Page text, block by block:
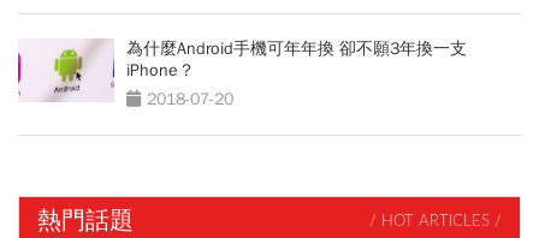
為什麼Android手機可年年換 卻不願3年換一支
iPhone？
2018-07-20
熱門話題 / HOT ARTICLES /